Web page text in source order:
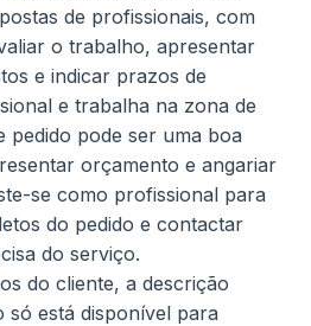
de profissionais, com
o trabalho, apresentar
e indicar prazos de
e trabalha na zona de
pedido pode ser uma boa
orçamento e angariar
se como profissional para
do pedido e contactar
do serviço.
do cliente, a descrição
só está disponível para